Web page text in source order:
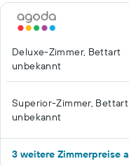
Deluxe-Zimmer, Bettart
unbekannt
Superior-Zimmer, Bettart
unbekannt
3 weitere Zimmerpreise